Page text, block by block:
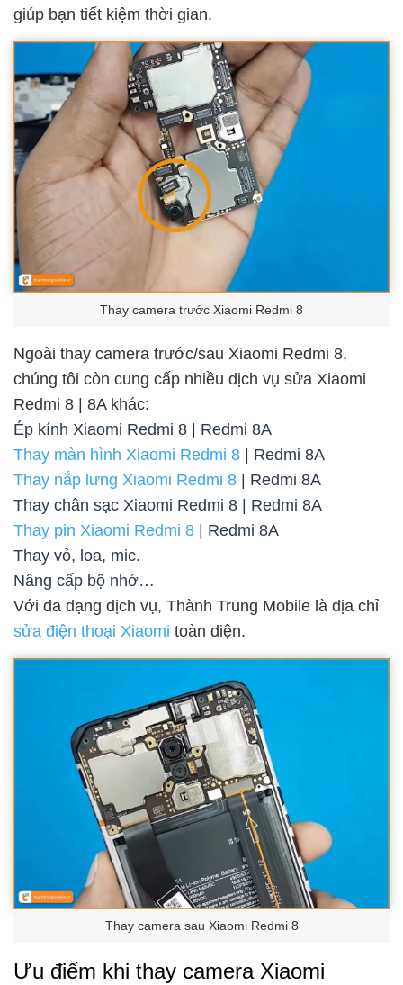
giúp bạn tiết kiệm thời gian.
Thay camera trước Xiaomi Redmi 8
Ngoài thay camera trước/sau Xiaomi Redmi 8,
chúng tôi còn cung cấp nhiều dịch vụ sửa Xiaomi
Redmi 8 | 8A khác:
Ép kính Xiaomi Redmi 8 | Redmi 8A
Thay màn hình Xiaomi Redmi 8 | Redmi 8A
Thay nắp lưng Xiaomi Redmi 8 | Redmi 8A
Thay chân sạc Xiaomi Redmi 8 | Redmi 8A
Thay pin Xiaomi Redmi 8 | Redmi 8A
Thay vỏ, loa, mic.
Nâng cấp bộ nhớ…
Với đa dạng dịch vụ, Thành Trung Mobile là địa chỉ
sửa điện thoại Xiaomi toàn diện.
Thay camera sau Xiaomi Redmi 8
Ưu điểm khi thay camera Xiaomi